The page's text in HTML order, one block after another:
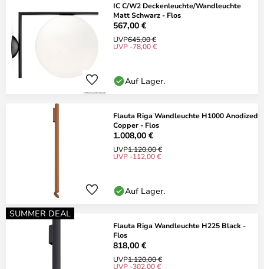
IC C/W2 Deckenleuchte/Wandleuchte
Matt Schwarz - Flos
567,00 €
UVP645,00 €
UVP -78,00 €
Auf Lager.
Flauta Riga Wandleuchte H1000 Anodized
Copper - Flos
1.008,00 €
UVP1.120,00 €
UVP -112,00 €
Auf Lager.
SUMMER DEAL
Flauta Riga Wandleuchte H225 Black -
Flos
818,00 €
UVP1.120,00 €
UVP -302,00 €